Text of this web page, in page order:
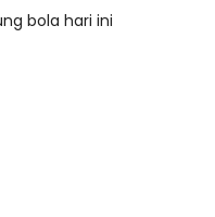
bola hari ini